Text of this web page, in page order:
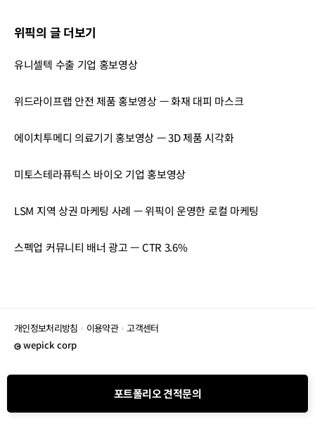
위픽의 글 더보기
유니셀텍 수출 기업 홍보영상
위드라이프랩 안전 제품 홍보영상 — 화재 대피 마스크
에이치투메디 의료기기 홍보영상 — 3D 제품 시각화
미토스테라퓨틱스 바이오 기업 홍보영상
LSM 지역 상권 마케팅 사례 — 위픽이 운영한 로컬 마케팅
스펙업 커뮤니티 배너 광고 — CTR 3.6%
개인정보처리방침 이용약관
고객센터
wepick corp
포트폴리오 견적문의